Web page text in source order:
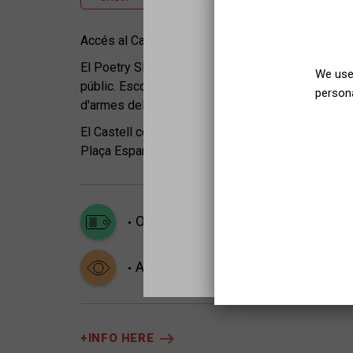
Accés al Castell gratuït a partir de les 20h.
El Poetry Slam és una competició poètica àgil i
públic. Escolta, riu, aplaudeix, emociona't amb
d'armes del Castell.
El Castell comptarà amb servei de bar i
Plaça Espanya des de les 22.30h a les 23.30h
Outdoor
Alcohol or drug consumption
+INFO HERE
We